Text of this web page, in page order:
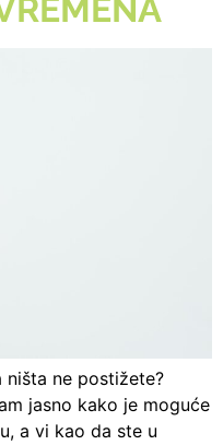
ništa ne postižete?
jasno kako je moguće
a vi kao da ste u